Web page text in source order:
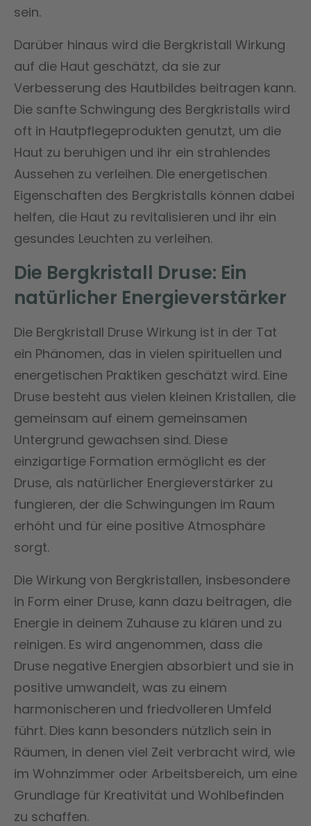
sein.
Darüber hinaus wird die Bergkristall Wirkung
auf die Haut geschätzt, da sie zur
Verbesserung des Hautbildes beitragen kann.
Die sanfte Schwingung des Bergkristalls wird
oft in Hautpflegeprodukten genutzt, um die
Haut zu beruhigen und ihr ein strahlendes
Aussehen zu verleihen. Die energetischen
Eigenschaften des Bergkristalls können dabei
helfen, die Haut zu revitalisieren und ihr ein
gesundes Leuchten zu verleihen.
Die Bergkristall Druse: Ein
natürlicher Energieverstärker
Die Bergkristall Druse Wirkung ist in der Tat
ein Phänomen, das in vielen spirituellen und
energetischen Praktiken geschätzt wird. Eine
Druse besteht aus vielen kleinen Kristallen, die
gemeinsam auf einem gemeinsamen
Untergrund gewachsen sind. Diese
einzigartige Formation ermöglicht es der
Druse, als natürlicher Energieverstärker zu
fungieren, der die Schwingungen im Raum
erhöht und für eine positive Atmosphäre
sorgt.
Die Wirkung von Bergkristallen, insbesondere
in Form einer Druse, kann dazu beitragen, die
Energie in deinem Zuhause zu klären und zu
reinigen. Es wird angenommen, dass die
Druse negative Energien absorbiert und sie in
positive umwandelt, was zu einem
harmonischeren und friedvolleren Umfeld
führt. Dies kann besonders nützlich sein in
Räumen, in denen viel Zeit verbracht wird, wie
im Wohnzimmer oder Arbeitsbereich, um eine
Grundlage für Kreativität und Wohlbefinden
zu schaffen.